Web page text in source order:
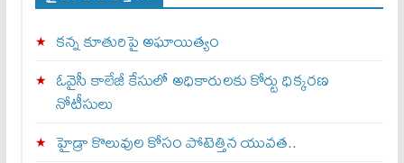
కన్న కూతురిపై అఘాయిత్యం
ఓవైసీ కాలేజీ కేసులో అధికారులకు కోర్టు ధిక్కరణ
నోటీసులు
హైడ్రా కొలువుల కోసం పోటెత్తిన యువత..